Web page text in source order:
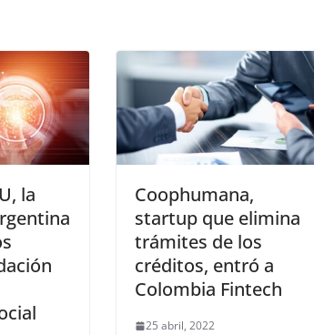
la
Coophumana,
startup que elimina
trámites de los
créditos, entró a
Colombia Fintech
25 abril, 2022